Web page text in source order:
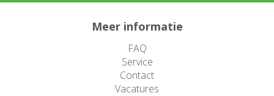
Meer informatie
FAQ
Service
Contact
Vacatures